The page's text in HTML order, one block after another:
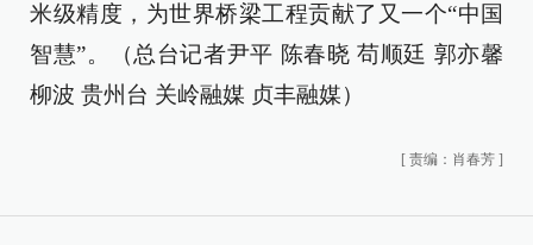
米级精度，为世界桥梁工程贡献了又一个“中国
智慧”。（总台记者尹平 陈春晓 苟顺廷 郭亦馨
柳波 贵州台 关岭融媒 贞丰融媒）
[ 责编：肖春芳 ]